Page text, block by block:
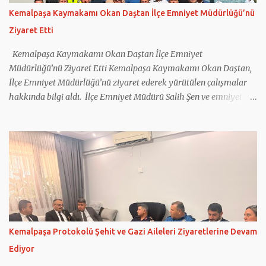
balıkçıda tezgah başına geçti. Renkli görüntülere sahne olan
anlarda Hamza Dağ ve Galip Atar, müşterilere balık tarttı.
Kemalpaşa Ziraat Odası Başkanlığı’nı da ziyaret eden Dağ ve
beraberindekiler buradan sonra Erzurum ...
Kemalpaşa Kaymakamı Okan Daştan İlçe Emniyet Müdürlüğü’nü
Ziyaret Etti
Kemalpaşa Kaymakamı Okan Daştan İlçe Emniyet
Müdürlüğü’nü Ziyaret Etti Kemalpaşa Kaymakamı Okan Daştan,
İlçe Emniyet Müdürlüğü’nü ziyaret ederek yürütülen çalışmalar
hakkında bilgi aldı. İlçe Emniyet Müdürü Salih Şen ve emniyet
tek tek tanışan Daştan, polis ekiplerinin çalışma şartlarını yerinde
inceledi. İlçede asayiş, trafik güvenliği, olaylara müdahale
kapasitesi ve yürütülen projelere ilişkin Müdür Şen’den detaylı
bilgi alan Daştan, emniyet personeline özverili çalışmalarından
dolayı teşekkür etti. Kemalpaşa’nın huzur ve güven ortamının
korunmasında emniyet teşkilatının büyük bir rol üstlendiğini
vurgulayan Daştan, devlet kurumları arasındaki iş birliğinin
önemine dikkat çekti. Emniyet güçlerine çalışmalarında başarılar
dileyen Kaymakam Daştan’ın ziyareti, yapılan değerlendirmelerin
Kemalpaşa Protokolü Şehit ve Gazi Aileleri Ziyaretlerine Devam
Ediyor